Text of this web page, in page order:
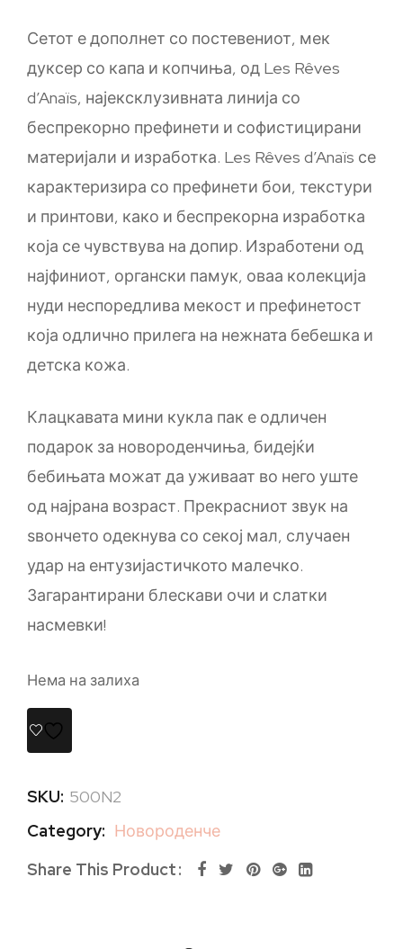
Сетот е дополнет со постевениот, мек
дуксер со капа и копчиња, од Les Rêves
d’Anaïs, најексклузивната линија со
беспрекорно префинети и софистицирани
материјали и изработка. Les Rêves d’Anaïs се
карактеризира со префинети бои, текстури
и принтови, како и беспрекорна изработка
која се чувствува на допир. Изработени од
најфиниот, органски памук, оваа колекција
нуди неспоредлива мекост и префинетост
која одлично прилега на нежната бебешка и
детска кожа.
Клацкавата мини кукла пак е одличен
подарок за новороденчиња, бидејќи
бебињата можат да уживаат во него уште
од најрана возраст. Прекрасниот звук на
ѕвончето одекнува со секој мал, случаен
удар на ентузијастичкото малечко.
Загарантирани блескави очи и слатки
насмевки!
Нема на залиха
SKU: 500N2
Category: Новороденче
Share This Product